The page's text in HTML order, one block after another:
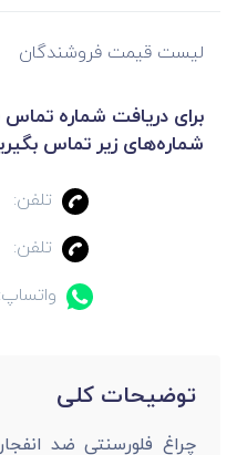
لیست قیمت فروشندگان
برای دریافت شماره تماس
شماره‌های زیر تماس
تلفن:
تلفن:
واتساپ:
توضیحات کلی